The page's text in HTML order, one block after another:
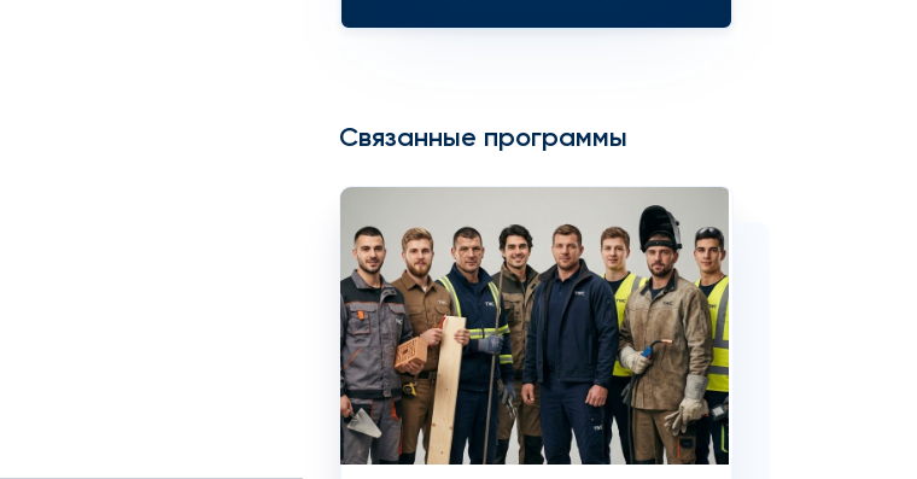
Связанные программы